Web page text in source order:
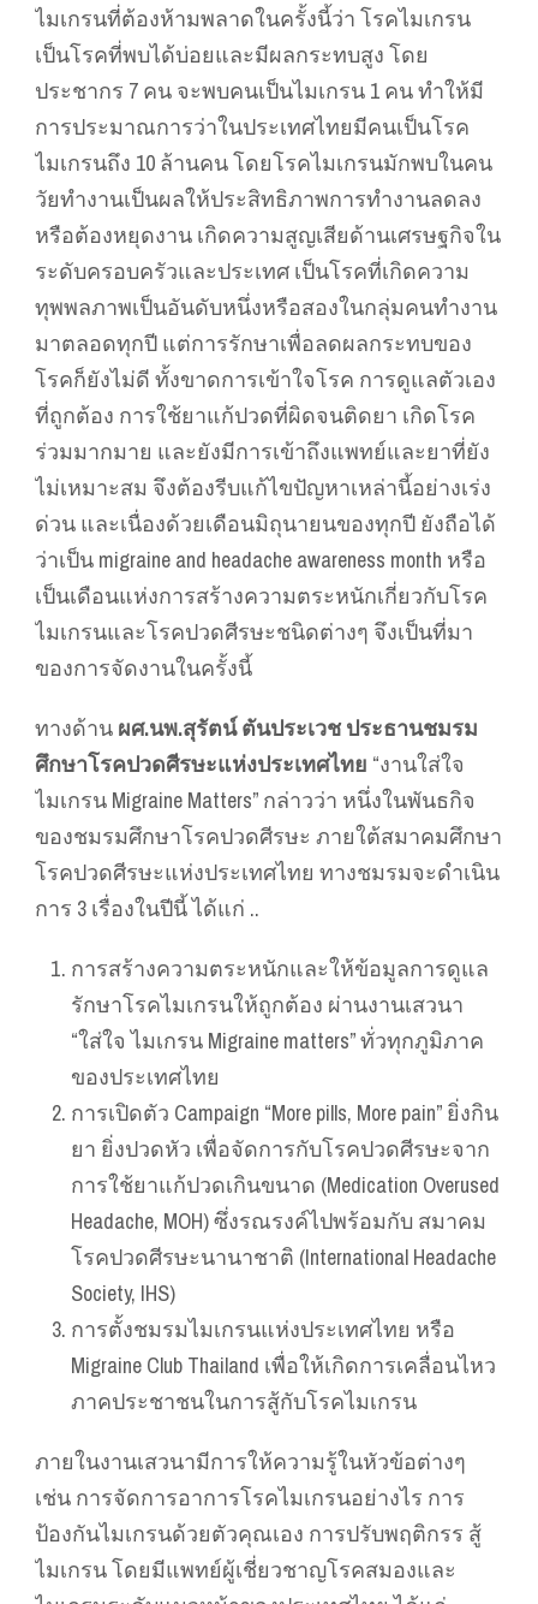
ไมเกรนที่ต้องห้ามพลาดในครั้งนี้ว่า โรคไมเกรน
เป็นโรคที่พบได้บ่อยและมีผลกระทบสูง โดย
ประชากร 7 คน จะพบคนเป็นไมเกรน 1 คน ทำให้มี
การประมาณการว่าในประเทศไทยมีคนเป็นโรค
ไมเกรนถึง 10 ล้านคน โดยโรคไมเกรนมักพบในคน
วัยทำงานเป็นผลให้ประสิทธิภาพการทำงานลดลง
หรือต้องหยุดงาน เกิดความสูญเสียด้านเศรษฐกิจใน
ระดับครอบครัวและประเทศ เป็นโรคที่เกิดความ
ทุพพลภาพเป็นอันดับหนึ่งหรือสองในกลุ่มคนทำงาน
มาตลอดทุกปี แต่การรักษาเพื่อลดผลกระทบของ
โรคก็ยังไม่ดี ทั้งขาดการเข้าใจโรค การดูแลตัวเอง
ที่ถูกต้อง การใช้ยาแก้ปวดที่ผิดจนติดยา เกิดโรค
ร่วมมากมาย และยังมีการเข้าถึงแพทย์และยาที่ยัง
ไม่เหมาะสม จึงต้องรีบแก้ไขปัญหาเหล่านี้อย่างเร่ง
ด่วน และเนื่องด้วยเดือนมิถุนายนของทุกปี ยังถือได้
ว่าเป็น migraine and headache awareness month หรือ
เป็นเดือนแห่งการสร้างความตระหนักเกี่ยวกับโรค
ไมเกรนและโรคปวดศีรษะชนิดต่างๆ จึงเป็นที่มา
ของการจัดงานในครั้งนี้
ทางด้าน ผศ.นพ.สุรัตน์ ตันประเวช ประธานชมรม
ศึกษาโรคปวดศีรษะแห่งประเทศไทย “งานใส่ใจ
ไมเกรน Migraine Matters” กล่าวว่า หนึ่งในพันธกิจ
ของชมรมศึกษาโรคปวดศีรษะ ภายใต้สมาคมศึกษา
โรคปวดศีรษะแห่งประเทศไทย ทางชมรมจะดำเนิน
การ 3 เรื่องในปีนี้ ได้แก่ ..
การสร้างความตระหนักและให้ข้อมูลการดูแล
รักษาโรคไมเกรนให้ถูกต้อง ผ่านงานเสวนา
“ใส่ใจ ไมเกรน Migraine matters” ทั่วทุกภูมิภาค
ของประเทศไทย
การเปิดตัว Campaign “More pills, More pain” ยิ่งกิน
ยา ยิ่งปวดหัว เพื่อจัดการกับโรคปวดศีรษะจาก
การใช้ยาแก้ปวดเกินขนาด (Medication Overused
Headache, MOH) ซึ่งรณรงค์ไปพร้อมกับ สมาคม
โรคปวดศีรษะนานาชาติ (International Headache
Society, IHS)
การตั้งชมรมไมเกรนแห่งประเทศไทย หรือ
Migraine Club Thailand เพื่อให้เกิดการเคลื่อนไหว
ภาคประชาชนในการสู้กับโรคไมเกรน
ภายในงานเสวนามีการให้ความรู้ในหัวข้อต่างๆ
เช่น การจัดการอาการโรคไมเกรนอย่างไร การ
ป้องกันไมเกรนด้วยตัวคุณเอง การปรับพฤติกรร สู้
ไมเกรน โดยมีแพทย์ผู้เชี่ยวชาญโรคสมองและ